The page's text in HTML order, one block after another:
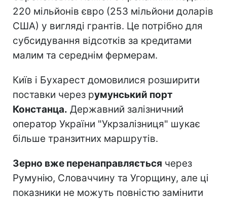
220 мільйонів євро (253 мільйони доларів
США) у вигляді грантів. Це потрібно для
субсидування відсотків за кредитами
малим та середнім фермерам.
Київ і Бухарест домовилися розширити
поставки через румунський порт
Констанца. Державний залізничний
оператор України "Укрзалізниця" шукає
більше транзитних маршрутів.
Зерно вже перенаправляється через
Румунію, Словаччину та Угорщину, але ці
показники не можуть повністю замінити